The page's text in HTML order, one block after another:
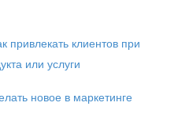
привлекать клиентов при
или услуги
новое в маркетинге